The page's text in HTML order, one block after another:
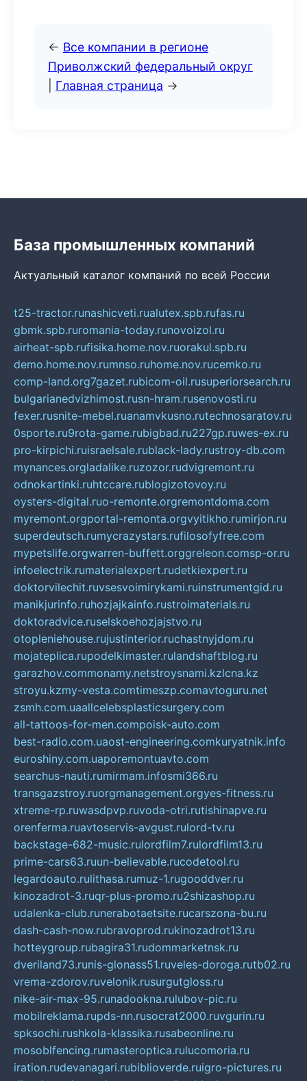
← Все компании в регионе
Приволжский федеральный округ
Главная страница →
База промышленных компаний
Актуальный каталог компаний по всей России
t25-tractor.runashicveti.rualutex.spb.rufas.ru
gbmk.spb.ruromania-today.runovoizol.ru
airheat-spb.rufisika.home.nov.ruorakul.spb.ru
demo.home.nov.rumnso.ruhome.nov.rucemko.ru
comp-land.org7gazet.rubicom-oil.rusuperiorsearch.ru
bulgarianedvizhimost.rusn-hram.rusenovosti.ru
fexer.rusnite-mebel.ruanamvkusno.rutechnosaratov.ru
0sporte.ru9rota-game.rubigbad.ru227gp.ruwes-ex.ru
pro-kirpichi.ruisraelsale.rublack-lady.rustroy-db.com
mynances.orgladalike.ruzozor.rudvigremont.ru
odnokartinki.ruhtccare.rublogizotovoy.ru
oysters-digital.ruo-remonte.orgremontdoma.com
myremont.orgportal-remonta.orgvyitikho.rumirjon.ru
superdeutsch.rumycrazystars.rufilosofyfree.com
mypetslife.orgwarren-buffett.orggreleon.comsp-or.ru
infoelectrik.rumaterialexpert.rudetkiexpert.ru
doktorvilechit.ruvsesvoimirykami.ruinstrumentgid.ru
manikjurinfo.ruhozjajkainfo.rustroimaterials.ru
doktoradvice.ruselskoehozjajstvo.ru
otopleniehouse.rujustinterior.ruchastnyjdom.ru
mojateplica.rupodelkimaster.rulandshaftblog.ru
garazhov.commonamy.netstroysnami.kzlcna.kz
stroyu.kzmy-vesta.comtimeszp.comavtoguru.net
zsmh.com.uaallcelebsplasticsurgery.com
all-tattoos-for-men.compoisk-auto.com
best-radio.com.uaost-engineering.comkuryatnik.info
euroshiny.com.uaporemontuavto.com
searchus-nauti.rumirmam.infosmi366.ru
transgazstroy.ruorgmanagement.orgyes-fitness.ru
xtreme-rp.ruwasdpvp.ruvoda-otri.rutishinapve.ru
orenferma.ruavtoservis-avgust.rulord-tv.ru
backstage-682-music.rulordfilm7.rulordfilm13.ru
prime-cars63.ruun-believable.rucodetool.ru
legardoauto.rulithasa.rumuz-1.rugooddver.ru
kinozadrot-3.ruqr-plus-promo.ru2shizashop.ru
udalenka-club.runerabotaetsite.rucarszona-bu.ru
dash-cash-now.rubravoprod.rukinozadrot13.ru
hotteygroup.rubagira31.rudommarketnsk.ru
dveriland73.runis-glonass51.ruveles-doroga.rutb02.ru
vrema-zdorov.ruvelonik.rusurgutgloss.ru
nike-air-max-95.runadookna.rulubov-pic.ru
mobilreklama.rupds-nn.rusocrat2000.ruvgurin.ru
spksochi.rushkola-klassika.rusabeonline.ru
mosoblfencing.rumasteroptica.rulucomoria.ru
iration.rudevanagari.rubiblioverde.ruigro-pictures.ru